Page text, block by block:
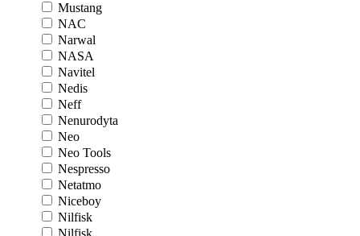
Mustang
NAC
Narwal
NASA
Navitel
Nedis
Neff
Nenurodyta
Neo
Neo Tools
Nespresso
Netatmo
Niceboy
Nilfisk
Nilfisk